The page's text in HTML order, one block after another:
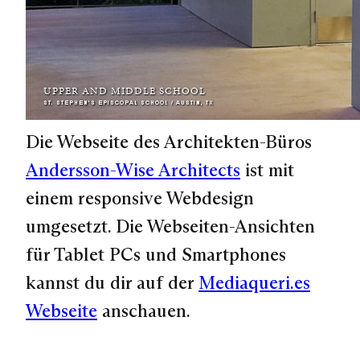
Die Webseite des Architekten-Büros
Andersson-Wise Architects ist mit
einem responsive Webdesign
umgesetzt. Die Webseiten-Ansichten
für Tablet PCs und Smartphones
kannst du dir auf der Mediaqueri.es
Webseite anschauen.